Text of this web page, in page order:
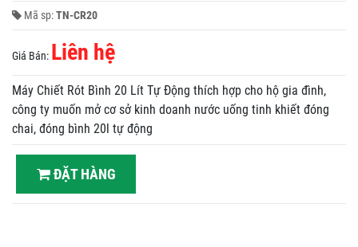
Mã sp:TN-CR20
Giá Bán: Liên hệ
Máy Chiết Rót Bình 20 Lít Tự Động thích hợp cho hộ gia đình,
công ty muốn mở cơ sở kinh doanh nước uống tinh khiết đóng
chai, đóng bình 20l tự động
ĐẶT HÀNG